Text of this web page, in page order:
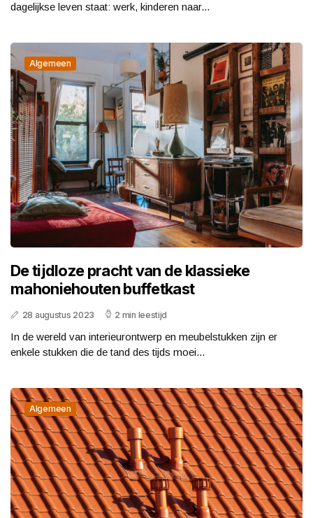
dagelijkse leven staat: werk, kinderen naar...
Algemeen
De tijdloze pracht van de klassieke
mahoniehouten buffetkast
28 augustus 2023 2 min leestijd
In de wereld van interieurontwerp en meubelstukken zijn er
enkele stukken die de tand des tijds moei...
Algemeen